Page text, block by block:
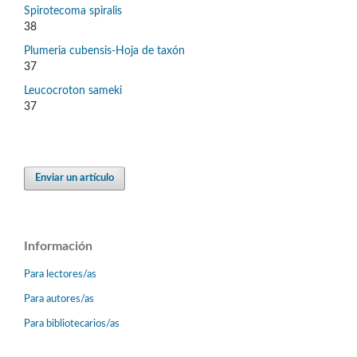
Spirotecoma spiralis
38
Plumeria cubensis-Hoja de taxón
37
Leucocroton sameki
37
Enviar un artículo
Información
Para lectores/as
Para autores/as
Para bibliotecarios/as